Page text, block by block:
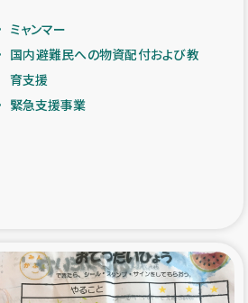
支援
援 漁民
ミャンマー
国内避難民への物資配付および教
育支援
緊急支援事業